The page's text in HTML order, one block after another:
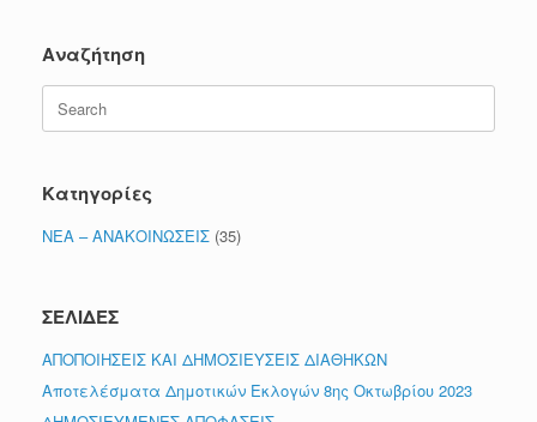
Αναζήτηση
for:
Κατηγορίες
ΝΕΑ – ΑΝΑΚΟΙΝΩΣΕΙΣ (35)
ΣΕΛΙΔΕΣ
ΑΠΟΠΟΙΗΣΕΙΣ ΚΑΙ ΔΗΜΟΣΙΕΥΣΕΙΣ ΔΙΑΘΗΚΩΝ
Αποτελέσματα Δημοτικών Εκλογών 8ης Οκτωβρίου 2023